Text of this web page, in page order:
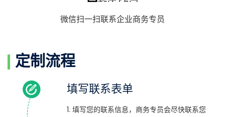
微信扫一扫联系企业商务专员
定制流程
填写联系表单
1. 填写您的联系信息，商务专员会尽快联系您